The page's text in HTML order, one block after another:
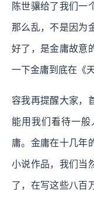
陈世骧给了我们一
那么乱，不是因为
好了，是金庸故意
一下金庸到底在《
容我再提醒大家，
能用我们看待一
庸。金庸在十几年
小说作品，我们当
了，在写这些八百